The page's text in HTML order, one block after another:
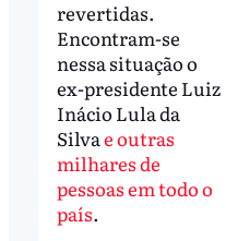
revertidas.
Encontram-se
nessa situação o
ex-presidente Luiz
Inácio Lula da
Silvae outras
milhares de
pessoas em todo o
país.